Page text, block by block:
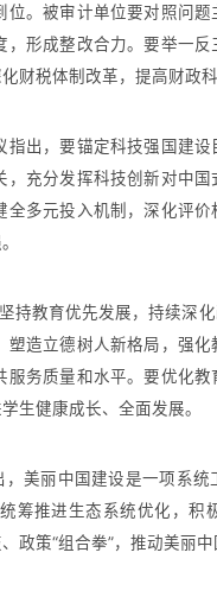
。被审计单位要对照问
形成整改合力。要举一反
财税体制改革，提高财政科
，要锚定科技强国建设
充分发挥科技创新对中
多元投入机制，深化评
教育优先发展，持续深
造立德树人新格局，强
务质量和水平。要优化
生健康成长、全面发展。
丽中国建设是一项系统
筹推进生态系统优化，积
策“组合拳”，推动美丽中